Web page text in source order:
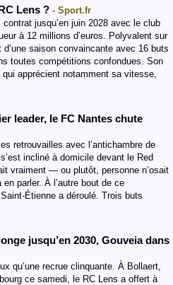
Lens ? - Sport.fr
jusqu’en juin 2028 avec le club
à 12 millions d’euros. Polyvalent sur
d’une saison convaincante avec 16 buts
toutes compétitions confondues. Son
apprécient notamment sa vitesse,
leader, le FC Nantes chute
retrouvailles avec l’antichambre de
incliné à domicile devant le Red
vraiment — ou plutôt, personne n’osait
parler. À l’autre bout de ce
Étienne a déroulé. Trois buts
jusqu’en 2030, Gouveia dans
qu’une recrue clinquante. À Bollaert,
ce samedi, le RC Lens a offert à